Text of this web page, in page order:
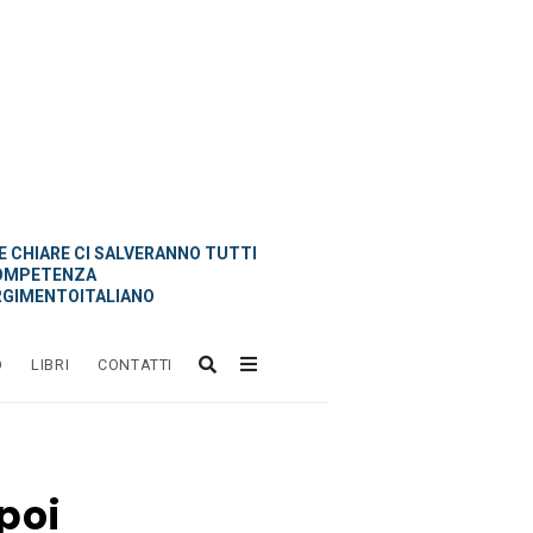
CHIARE CI SALVERANNO TUTTI
LIBRI CONTATTI